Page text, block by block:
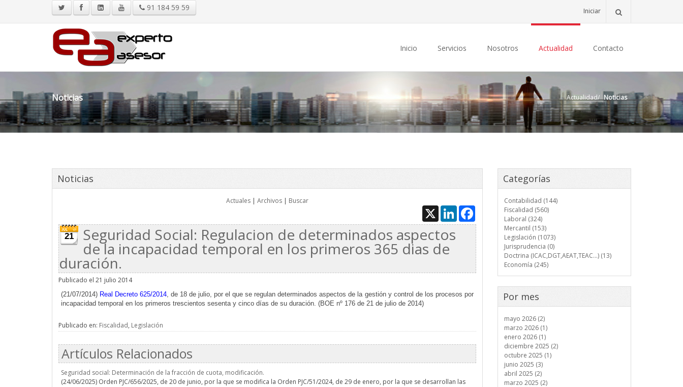
91 184 59 59 Iniciar
Inicio Servicios Nosotros Actualidad Contacto
Noticias Actualidad/ Noticias
Noticias
Actuales| Archivos| Buscar
X
LinkedInFacebook
21 Seguridad Social: Regulacion de determinados aspectos
de la incapacidad temporal en los primeros 365 dias de
duración.
Publicado el 21 julio 2014
(21/07/2014) Real Decreto 625/2014, de 18 de julio, por el que se regulan determinados aspectos de la gestión y control de los procesos por
incapacidad temporal en los primeros trescientos sesenta y cinco días de su duración. (BOE nº 176 de 21 de julio de 2014)
Publicado en: Fiscalidad, Legislación
Artículos Relacionados
Seguridad social: Determinación de la fracción de cuota, modificación.
(24/06/2025) Orden PJC/656/2025, de 20 de junio, por la que se modifica la Orden PJC/51/2024, de 29 de enero, por la que se desarrollan las
Categorías
Contabilidad (144)
Fiscalidad (560)
Laboral (324)
Mercantil (153)
Legislación (1073)
Jurisprudencia (0)
Doctrina (ICAC,DGT,AEAT,TEAC...) (13)
Economía (245)
Por mes
mayo 2026 (2)
marzo 2026 (1)
enero 2026 (1)
diciembre 2025 (2)
octubre 2025 (1)
junio 2025 (3)
abril 2025 (2)
marzo 2025 (2)